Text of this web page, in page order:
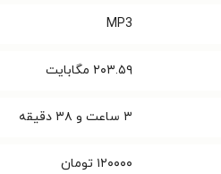
MP3
۲۰۳.۵۹ مگابایت
۳ ساعت و ۳۸ دقیقه
۱۲۰۰۰۰ تومان